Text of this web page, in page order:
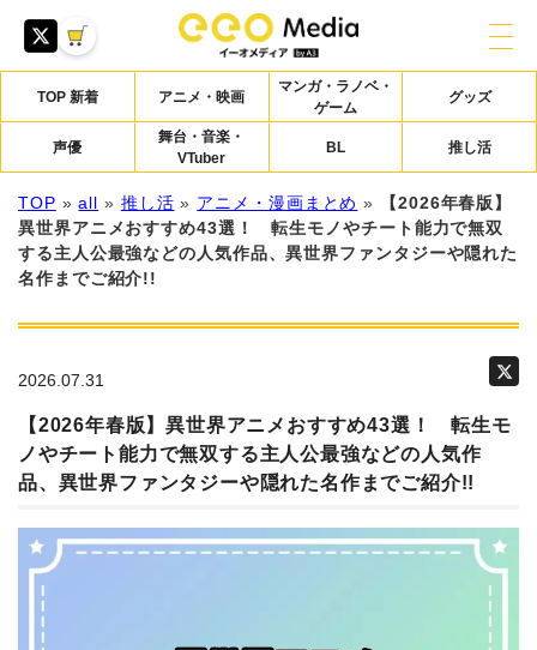
TOP 新着 アニメ・映画
マンガ・ラノベ・
ゲーム
グッズ
声優
舞台・音楽・
VTuber
BL 推し活
TOP »all » 推し活 » アニメ・漫画まとめ »
【2026年春版】
異世界アニメおすすめ43選！ 転生モノやチート能力で無双
する主人公最強などの人気作品、異世界ファンタジーや隠れた
名作までご紹介!!
2026.07.31
【2026年春版】異世界アニメおすすめ43選！ 転生モ
ノやチート能力で無双する主人公最強などの人気作
品、異世界ファンタジーや隠れた名作までご紹介!!